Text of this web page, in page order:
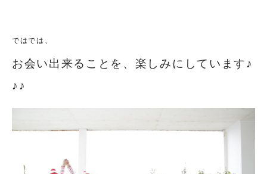
ではでは、
お会い出来ることを、楽しみにしています♪
♪♪